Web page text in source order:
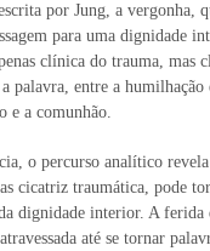
por Jung, a vergonha,
para uma dignidade
clínica do trauma, mas
palavra, entre a humilhação
e a comunhão.
o percurso analítico revela
cicatriz traumática, pode
dignidade interior. A ferida
até se tornar